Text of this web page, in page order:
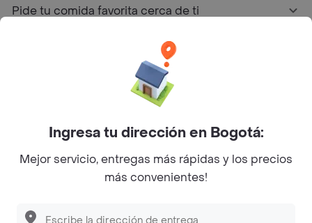
Pide tu comida favorita cerca de ti
Sobre Rappi
Facebook
Twitter
Instagram
© 2026Rappi Inc. All rights reserved.
Ingresa tu dirección en Bogotá:
Mejor servicio, entregas más rápidas y los precios
más convenientes!